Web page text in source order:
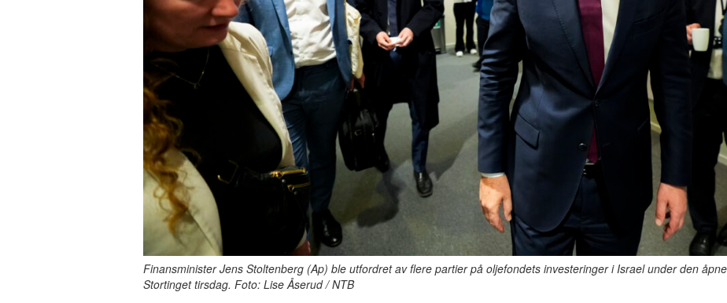
Finansminister Jens Stoltenberg (Ap) ble utfordret av flere partier på oljefondets investeringer i Israel under den
Stortinget tirsdag. Foto: Lise Åserud / NTB